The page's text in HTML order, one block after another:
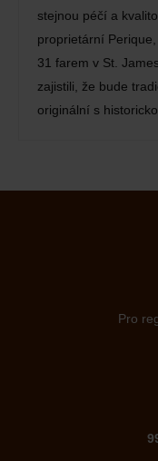
stejnou péčí a
proprietární
31 farem v St.
zajistili, že bude
originální s
Pro